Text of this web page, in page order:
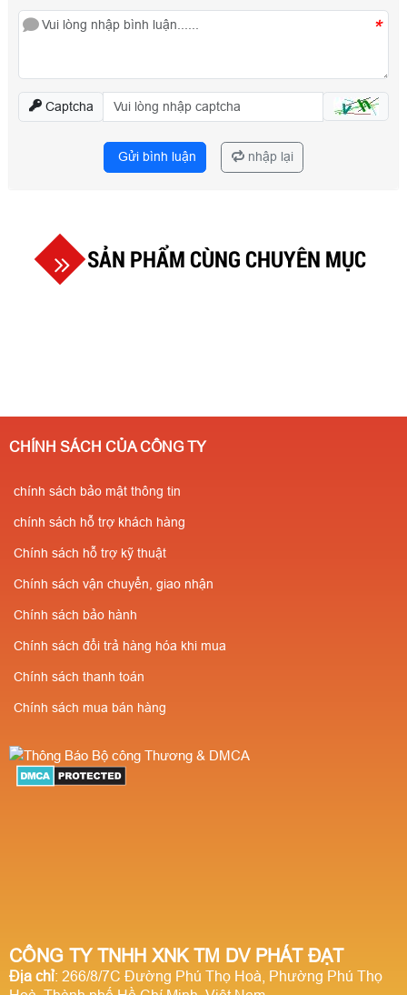
*
Captcha
Gửi bình luận nhập lại
SẢN PHẨM CÙNG CHUYÊN MỤC
CÔNG TY TNHH XNK TM DV PHÁT ĐẠT
Địa chỉ: 266/8/7C Đường Phú Thọ Hoà, Phường Phú Thọ
CHÍNH SÁCH CỦA CÔNG TY
chính sách bảo mật thông tin
chính sách hỗ trợ khách hàng
Chính sách hỗ trợ kỹ thuật
Chính sách vận chuyển, giao nhận
Chính sách bảo hành
Chính sách đổi trả hàng hóa khi mua
Chính sách thanh toán
Chính sách mua bán hàng